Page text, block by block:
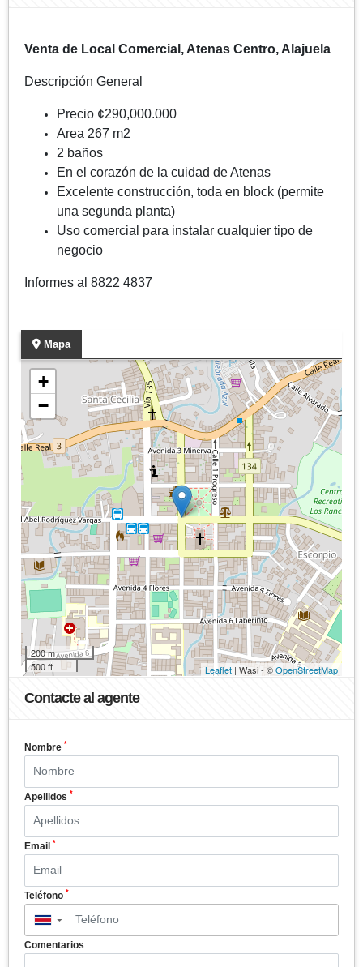
Venta de Local Comercial, Atenas Centro, Alajuela
Descripción General
Precio ¢290,000.000
Area 267 m2
2 baños
En el corazón de la cuidad de Atenas
Excelente construcción, toda en block (permite
una segunda planta)
Uso comercial para instalar cualquier tipo de
negocio
Informes al 8822 4837
Mapa
+
−
200 m
500 ft
Leaflet | Wasi - ©OpenStreetMap
Contacte al agente
Nombre *
Apellidos *
Email *
Teléfono *
▼
Comentarios